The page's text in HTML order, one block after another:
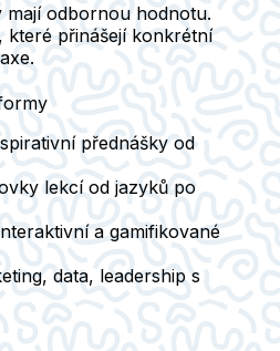
mají odbornou hodnotu.
které přinášejí konkrétní
přednášky od
lekcí od jazyků po
a gamifikované
data, leadership s